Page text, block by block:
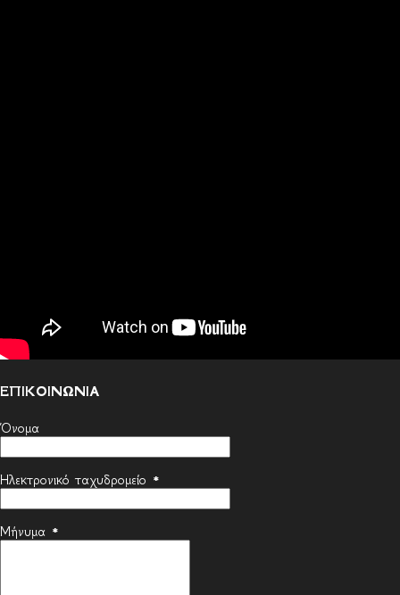
ΕΠΙΚΟΙΝΩΝΙΑ
Όνομα
Ηλεκτρονικό ταχυδρομείο *
Μήνυμα *